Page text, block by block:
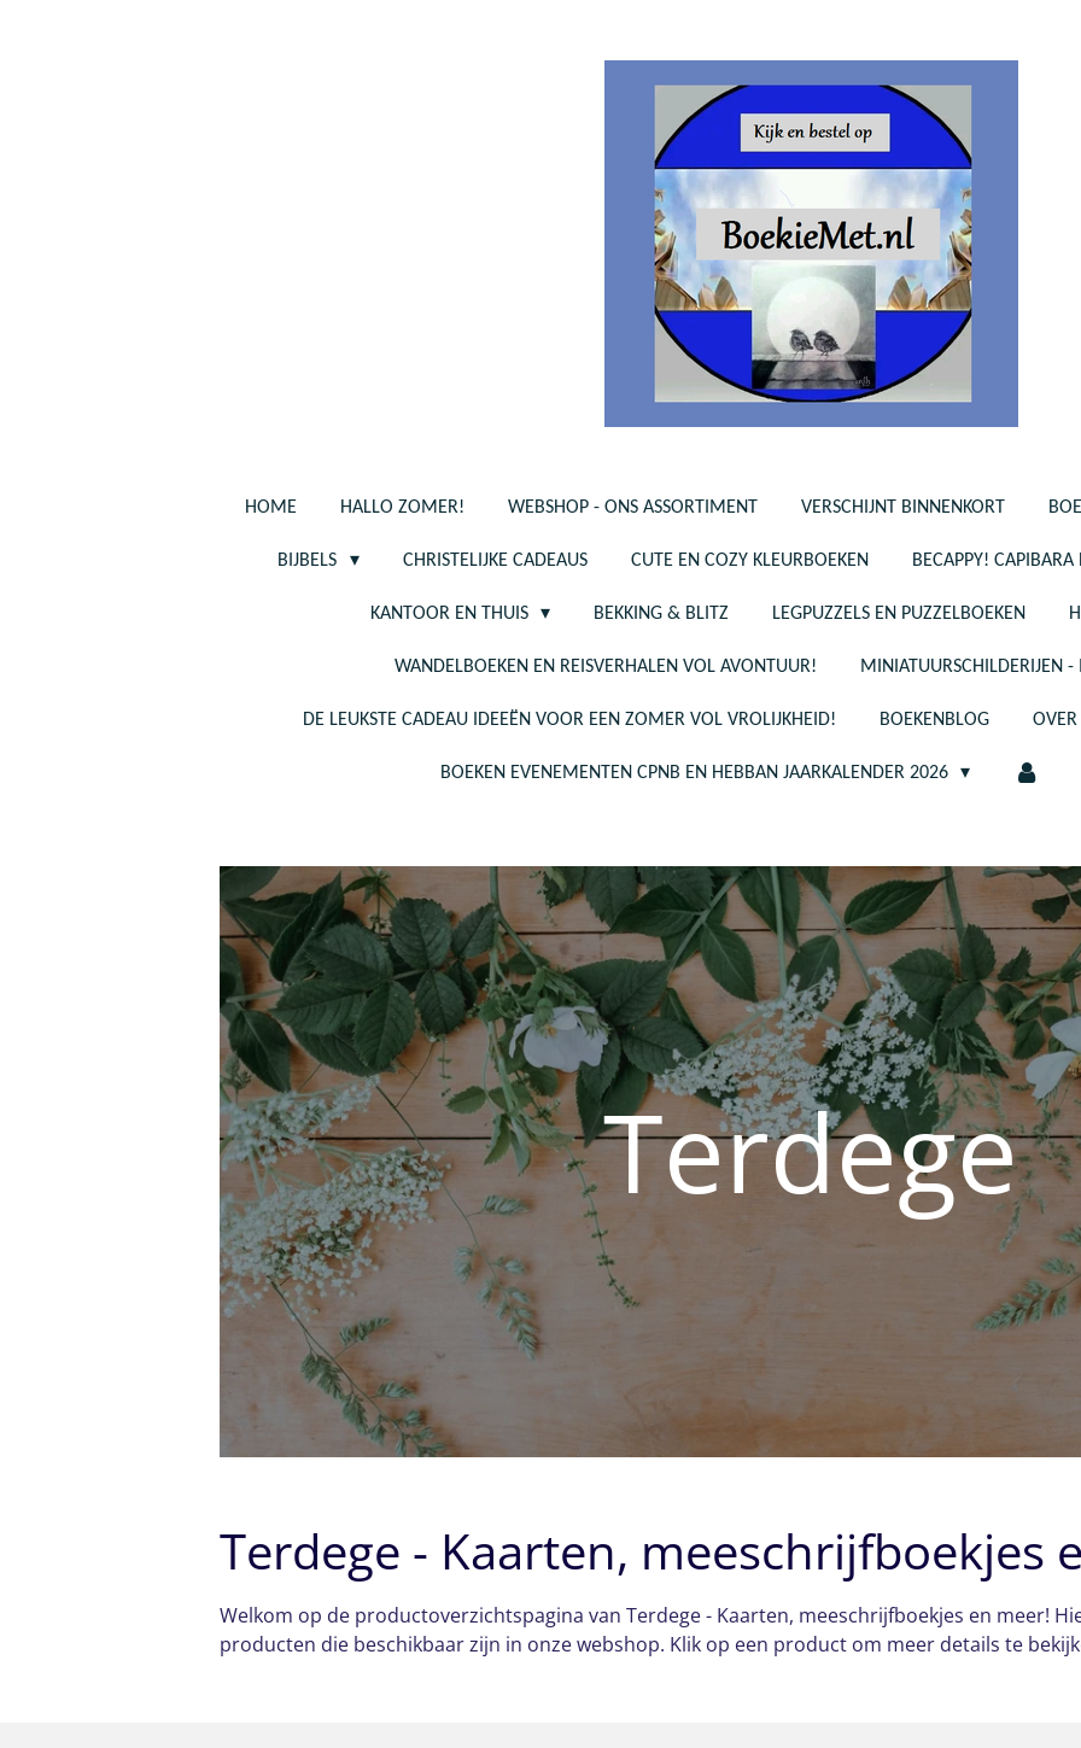
HOME HALLO ZOMER! WEBSHOP - ONS ASSORTIMENT VERSCHIJNT BINNENKORT
BIJBELS CHRISTELIJKE CADEAUS CUTE EN COZY KLEURBOEKEN BECAPPY!
KANTOOR EN THUIS BEKKING & BLITZ LEGPUZZELS EN PUZZELBOEKEN
WANDELBOEKEN EN REISVERHALEN VOL AVONTUUR! MINIATUURSCHILDERIJEN
DE LEUKSTE CADEAU IDEEËN VOOR EEN ZOMER VOL VROLIJKHEID! BOEKENBLOG OVER
BOEKEN EVENEMENTEN CPNB EN HEBBAN JAARKALENDER 2026
Terdege
Terdege - Kaarten, meeschrijfboekjes
Welkom op de productoverzichtspagina van Terdege - Kaarten, meeschrijfboekjes en meer!
producten die beschikbaar zijn in onze webshop. Klik op een product om meer details te